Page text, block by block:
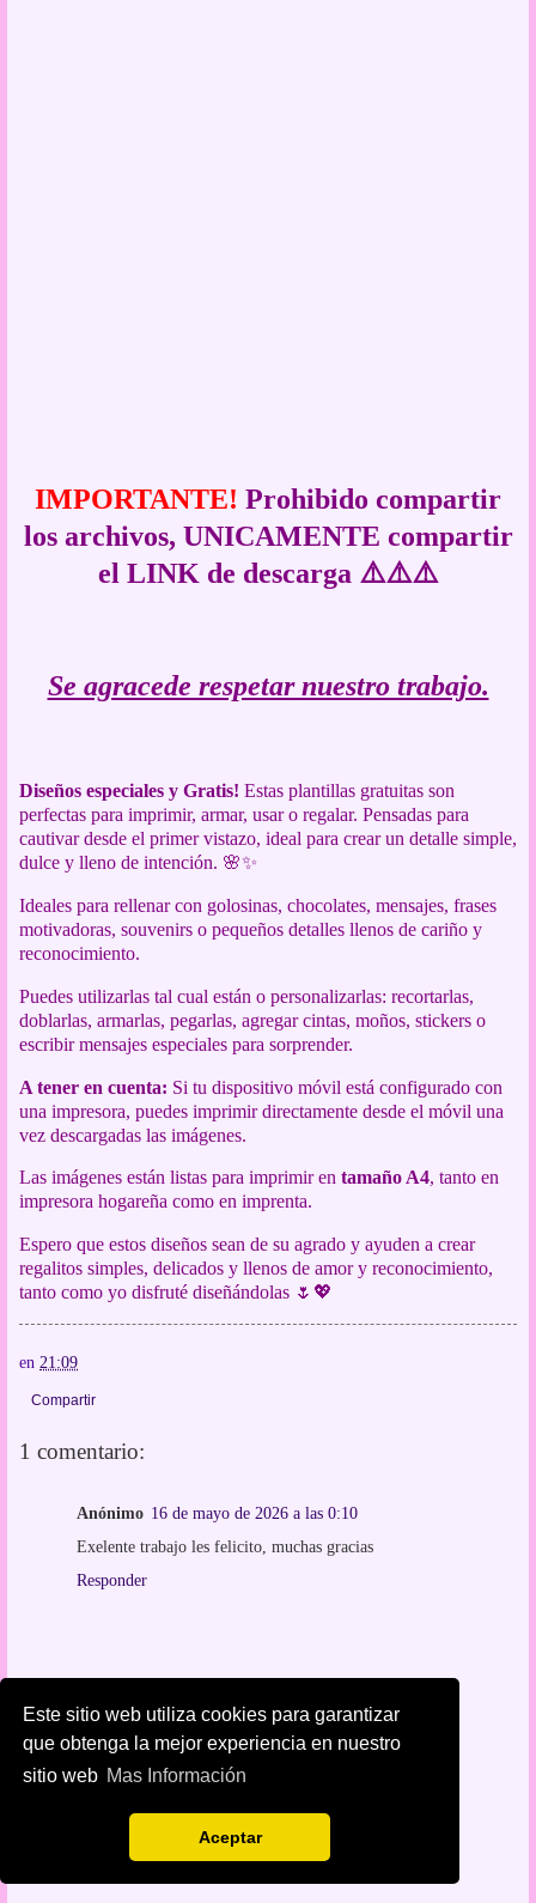
Este sitio web utiliza cookies para garantizar
que obtenga la mejor experiencia en nuestro
sitio web Mas Información
Aceptar
IMPORTANTE! Prohibido compartir
los archivos, UNICAMENTE compartir
el LINK de descarga ⚠️⚠️⚠️
Se agracede respetar nuestro trabajo.
Diseños especiales y Gratis! Estas plantillas gratuitas son
perfectas para imprimir, armar, usar o regalar. Pensadas para
cautivar desde el primer vistazo, ideal para crear un detalle simple,
dulce y lleno de intención. 🌸✨
Ideales para rellenar con golosinas, chocolates, mensajes, frases
motivadoras, souvenirs o pequeños detalles llenos de cariño y
reconocimiento.
Puedes utilizarlas tal cual están o personalizarlas: recortarlas,
doblarlas, armarlas, pegarlas, agregar cintas, moños, stickers o
escribir mensajes especiales para sorprender.
A tener en cuenta: Si tu dispositivo móvil está configurado con
una impresora, puedes imprimir directamente desde el móvil una
vez descargadas las imágenes.
Las imágenes están listas para imprimir en tamaño A4, tanto en
impresora hogareña como en imprenta.
Espero que estos diseños sean de su agrado y ayuden a crear
regalitos simples, delicados y llenos de amor y reconocimiento,
tanto como yo disfruté diseñándolas 🌷💖
en 21:09
Compartir
1 comentario:
Anónimo 16 de mayo de 2026 a las 0:10
Exelente trabajo les felicito, muchas gracias
Responder